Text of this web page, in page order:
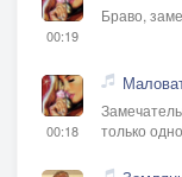
00:19
Браво,
00:18
только